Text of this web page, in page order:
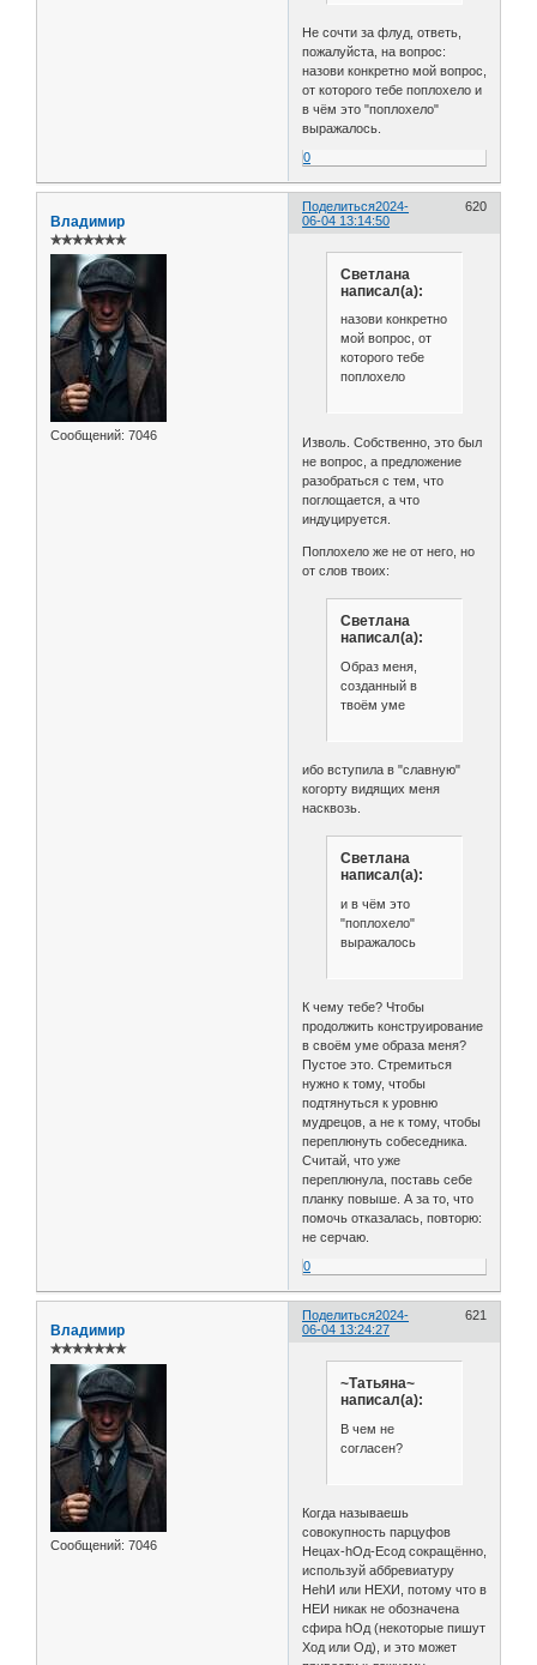
Не сочти за флуд, ответь,
пожалуйста, на вопрос:
назови конкретно мой вопрос,
от которого тебе поплохело и
в чём это "поплохело"
выражалось.
0
Поделиться 620
2024-
06-04 13:14:50
Владимир
✯✯✯✯✯✯✯
Сообщений: 7046
Светлана
написал(а):
назови конкретно
мой вопрос, от
которого тебе
поплохело
Изволь. Собственно, это был
не вопрос, а предложение
разобраться с тем, что
поглощается, а что
индуцируется.
Поплохело же не от него, но
от слов твоих:
Светлана
написал(а):
Образ меня,
созданный в
твоём уме
ибо вступила в "славную"
когорту видящих меня
насквозь.
Светлана
написал(а):
и в чём это
"поплохело"
выражалось
К чему тебе? Чтобы
продолжить конструирование
в своём уме образа меня?
Пустое это. Стремиться
нужно к тому, чтобы
подтянуться к уровню
мудрецов, а не к тому, чтобы
переплюнуть собеседника.
Считай, что уже
переплюнула, поставь себе
планку повыше. А за то, что
помочь отказалась, повторю:
не серчаю.
0
Поделиться 621
2024-
06-04 13:24:27
Владимир
✯✯✯✯✯✯✯
Сообщений: 7046
~Татьяна~
написал(а):
В чем не
согласен?
Когда называешь
совокупность парцуфов
Нецах-hОд-Есод сокращённо,
используй аббревиатуру
НеhИ или НЕХИ, потому что в
НЕИ никак не обозначена
сфира hОд (некоторые пишут
Ход или Од), и это может